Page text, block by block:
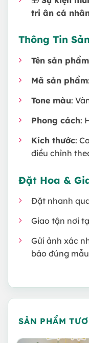
tri ân cá
Thông Tin
Tên sản phẩm
Mã sản phẩm
Tone màu:
Phong cách:
Kích thước:
điều chỉnh
Đặt Hoa &
Đặt nhanh
Giao tận nơi
Gửi ảnh xác
bảo đúng
SẢN PHẨM